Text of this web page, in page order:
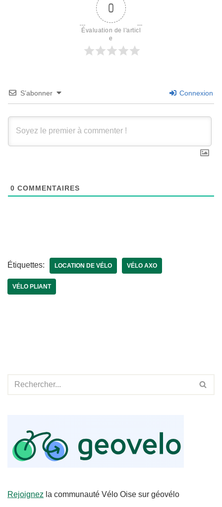
0
Évaluation de l'articl
e
S’abonner Connexion
0 COMMENTAIRES
Étiquettes: LOCATION DE VÉLO VÉLO AXO
VÉLO PLIANT
Rejoignez la communauté Vélo Oise sur géovélo